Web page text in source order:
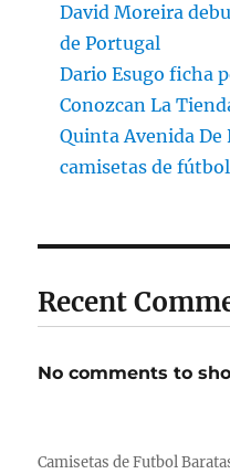
David Moreira
de Portugal
Dario Esugo ficha
Conozcan La
Quinta Avenida De
camisetas de
Recent
No comments to
Camisetas de Futbol